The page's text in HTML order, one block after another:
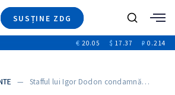
SUSȚINE ZDG
Ştiri
Video
€ 20.05 $ 17.37 ₽ 0.214
— Stafful lui Igor Dodon condamnă…